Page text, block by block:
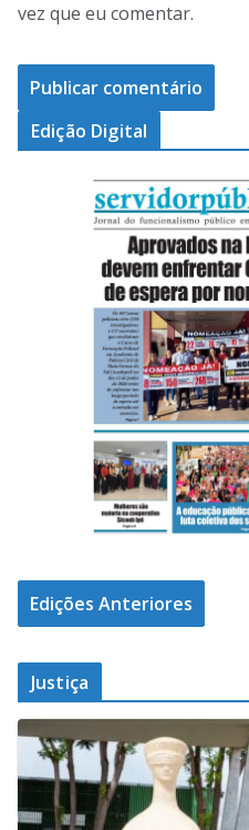
vez que eu comentar.
Edição Digital
Edições Anteriores
Justiça